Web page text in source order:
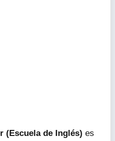
(Escuela de Inglés) es